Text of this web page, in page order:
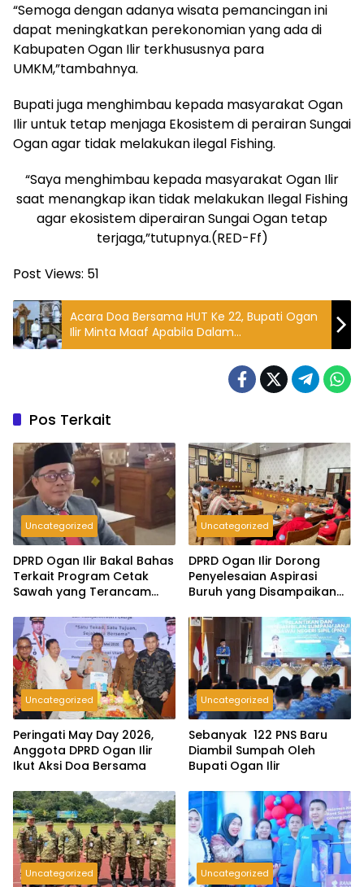
“Semoga dengan adanya wisata pemancingan ini
dapat meningkatkan perekonomian yang ada di
Kabupaten Ogan Ilir terkhususnya para
UMKM,”tambahnya.
Bupati juga menghimbau kepada masyarakat Ogan
Ilir untuk tetap menjaga Ekosistem di perairan Sungai
Ogan agar tidak melakukan ilegal Fishing.
“Saya menghimbau kepada masyarakat Ogan Ilir
saat menangkap ikan tidak melakukan Ilegal Fishing
agar ekosistem diperairan Sungai Ogan tetap
terjaga,”tutupnya.(RED-Ff)
Post Views: 51
Acara Doa Bersama HUT Ke 22, Bupati Ogan
Ilir Minta Maaf Apabila Dalam
Kepimimpinanya Dinilai Masih Kurang
Pos Terkait
Uncategorized
DPRD Ogan Ilir Bakal Bahas
Terkait Program Cetak
Sawah yang Terancam
Uncategorized
DPRD Ogan Ilir Dorong
Penyelesaian Aspirasi
Buruh yang Disampaikan
2026
Uncategorized
Peringati May Day 2026,
Anggota DPRD Ogan Ilir
Ikut Aksi Doa Bersama
Uncategorized
Sebanyak 122 PNS Baru
Diambil Sumpah Oleh
Bupati Ogan Ilir
Uncategorized Uncategorized